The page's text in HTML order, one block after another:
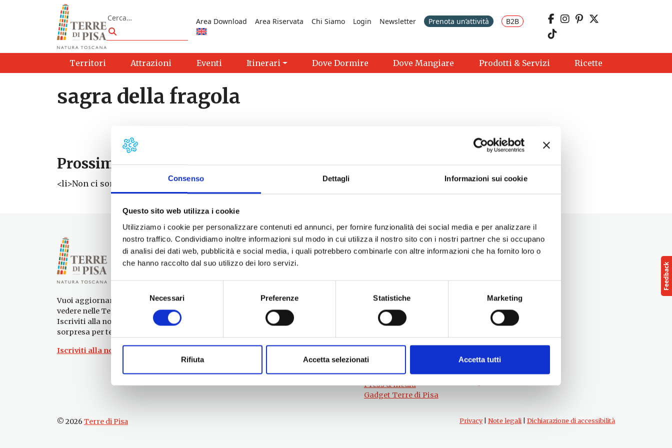
Consenso Dettagli Informazioni sui cookie
Questo sito web utilizza i cookie
Utilizziamo i cookie per personalizzare contenuti ed annunci, per fornire funzionalità dei social media e per analizzare il
nostro traffico. Condividiamo inoltre informazioni sul modo in cui utilizza il nostro sito con i nostri partner che si occupano
di analisi dei dati web, pubblicità e social media, i quali potrebbero combinarle con altre informazioni che ha fornito loro o
che hanno raccolto dal suo utilizzo dei loro servizi.
del
Necessari Preferenze Statistiche Marketing
Rifiuta Accetta selezionati Accetta tutti
Vai al contenuto
Cerca
Cerca
Area Download Area Riservata Chi Siamo Login Newsletter Prenota un’attività B2B
Territori Attrazioni Eventi Itinerari Dove Dormire Dove Mangiare Prodotti & Servizi Ricette
sagra della fragola
Prossimi eventi
<li>Non ci sono eventi con questo tag</li>
Vuoi aggiornamenti su cosa fare e cosa
vedere nelle Terre di Pisa?
Iscriviti alla nostra newsletter! Subito una
sorpresa per te!
Iscriviti alla nostra Newsletter!
Per informazioni
Servizio Promozione e Sviluppo delle
Ufficio Internazionalizzazione,
Turismo e Beni Culturali
turismo@tno.camcom.it
#lemieTerrediPisa
Esperienze
Territori
Prodotti e Servizi
Chi Siamo
Press & media
Gadget Terre di Pisa
Seguici su
© 2026 Terre di Pisa Privacy| Note legali Dichiarazione di accessibilità